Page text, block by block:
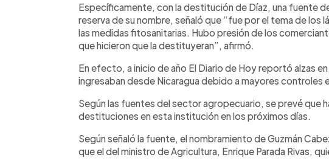
Específicamente, con la destitución de Díaz, una fuente
reserva de su nombre, señaló que “fue por el tema de los
las medidas fitosanitarias. Hubo presión de los
que hicieron que la destituyeran”, afirmó.
En efecto, a inicio de año El Diario de Hoy reportó alzas
ingresaban desde Nicaragua debido a mayores controles
Según las fuentes del sector agropecuario, se prevé que
destituciones en esta institución en los próximos días.
Según señaló la fuente, el nombramiento de Guzmán
que el del ministro de Agricultura, Enrique Parada Rivas,